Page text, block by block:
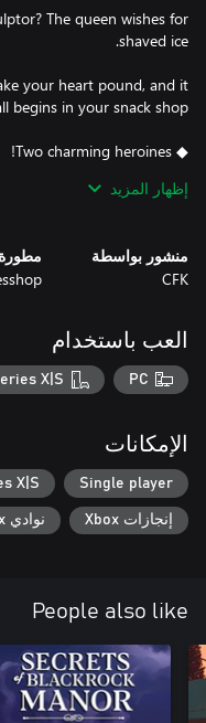
The queen wishes for
your heart pound, and it
options allow you to select
to create the most
story comes to a close!
إظهار المزيد
منشور بواسطة
CFK
العب باستخدام
PC
X|S
الإمكانات
Single player
X|S
إنجازات Xbox نوادي Xbox
People also like